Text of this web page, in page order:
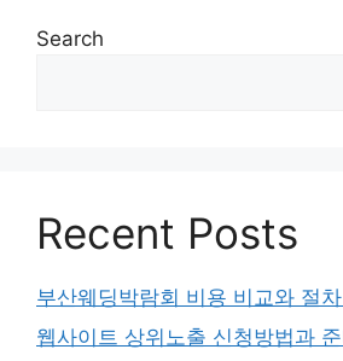
Search
Recent Posts
부산웨딩박람회 비용 비교와 절
웹사이트 상위노출 신청방법과